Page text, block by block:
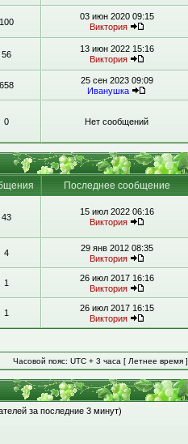
100
03 июн 2020 09:15
Виктория
56
13 июн 2022 15:16
Виктория
658
25 сен 2023 09:09
Иванушка
0 Нет сообщений
Последнее сообщение
43
15 июл 2022 06:16
Виктория
4
29 янв 2012 08:35
Виктория
1
26 июл 2017 16:16
Виктория
1
26 июл 2017 16:15
Виктория
Часовой пояс: UTC + 3 часа [ Летнее время ]
за последние 3 минут)